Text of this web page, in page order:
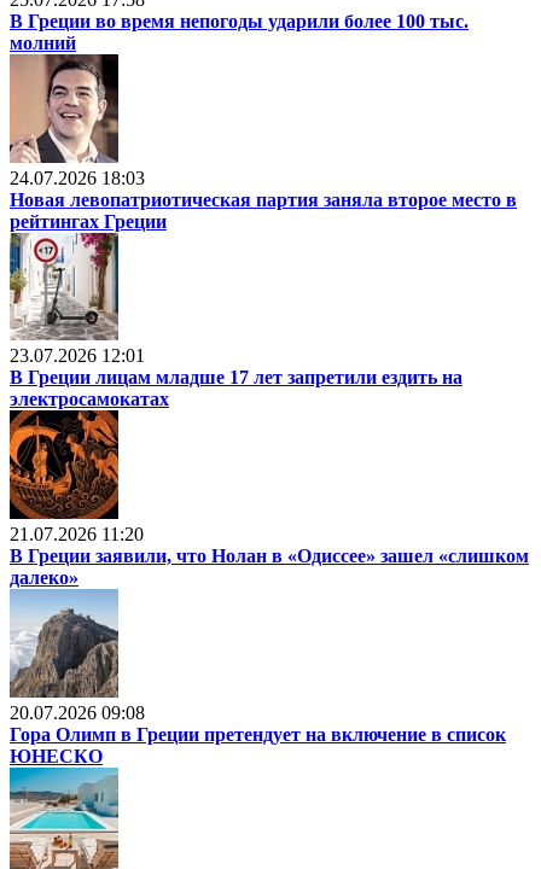
В Греции во время непогоды ударили более 100 тыс.
молний
24.07.2026 18:03
Новая левопатриотическая партия заняла второе место в
рейтингах Греции
23.07.2026 12:01
В Греции лицам младше 17 лет запретили ездить на
электросамокатах
21.07.2026 11:20
В Греции заявили, что Нолан в «Одиссее» зашел «слишком
далеко»
20.07.2026 09:08
Гора Олимп в Греции претендует на включение в список
ЮНЕСКО